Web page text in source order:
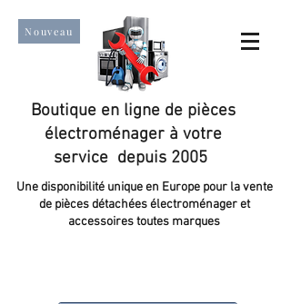
Nouveau
Boutique en ligne de pièces
électroménager à votre
service depuis 2005
Une disponibilité unique en Europe pour la vente
de pièces détachées électroménager et
accessoires toutes marques